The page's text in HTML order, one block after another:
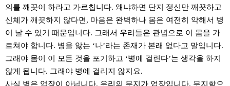
의를 깨끗이 하라고 가르칩니다. 왜냐하면 단지 정신만 깨끗하고
신체가 깨끗하지 않다면, 마음은 완벽하나 몸은 여전히 약해서 병
이 날 수 있기 때문입니다. 그래서 우리들은 관념으로 이 몸을 가
르쳐야 합니다. 병을 앓는 ‘나’라는 존재가 본래 없다고 말입니다.
그래야 몸이 이 모든 것을 포기하고 ‘병에 걸린다’는 생각을 하지
않게 됩니다. 그래야 병에 걸리지 않지요.
사실 병은 업장이 아닙니다. 우리의 무지가 업장입니다. 무지함으